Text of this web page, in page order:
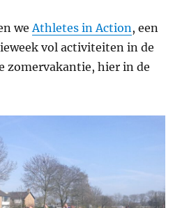
we Athletes in Action , een
vol activiteiten in de
zomervakantie, hier in de